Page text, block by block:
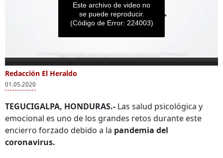
0
seconds
of
0
Este archivo de video no
se puede reproducir.
(Código de Error: 224003)
Más Videos
La psicóloga
hondureña Patricia
Diputada presenta
Redacción El Heraldo
01.05.2020
TEGUCIGALPA, HONDURAS.- Las salud psicológica y
emocional es uno de los grandes retos durante este
encierro forzado debido a la pandemia del
coronavirus.